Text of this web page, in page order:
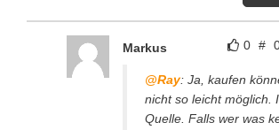
0 #
Markus
@Ray: Ja, kaufen
nicht so leicht möglich.
Quelle. Falls wer was